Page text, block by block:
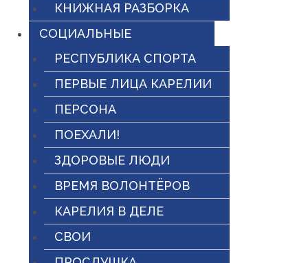
КНИЖНАЯ РАЗБОРКА
СОЦИАЛЬНЫЕ
РЕСПУБЛИКА СПОРТА
ПЕРВЫЕ ЛИЦА КАРЕЛИИ
ПЕРСОНА
ПОЕХАЛИ!
ЗДОРОВЫЕ ЛЮДИ
ВРЕМЯ ВОЛОНТЁРОВ
КАРЕЛИЯ В ДЕЛЕ
СВОИ